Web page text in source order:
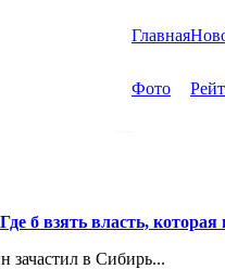
Главная
Фото
б взять власть, которая
зачастил в Сибирь...